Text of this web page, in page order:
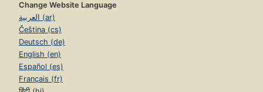
Change Website Language
العربية (ar)
Čeština (cs)
Deutsch (de)
English (en)
Español (es)
Français (fr)